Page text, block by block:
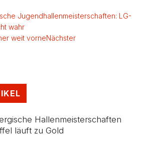
Jugendhallenmeisterschaften: LG-
wahr
weit vorneNächster
Hallenmeisterschaften
läuft zu Gold